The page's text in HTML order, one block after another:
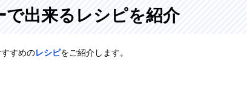
出来るレシピを紹介
すめのレシピをご紹介します。